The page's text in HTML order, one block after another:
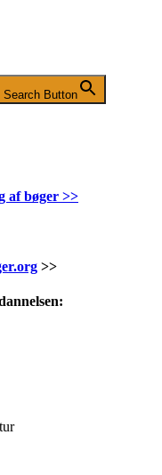
Search Button
af bøger >>
>>